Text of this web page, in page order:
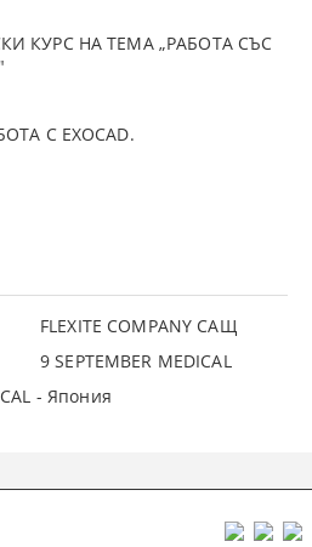
КУРС НА ТЕМА „РАБОТА СЪС
С ЕXOCAD.
FLEXITE COMPANY САЩ
9 SEPTEMBER MEDICAL
- Япония